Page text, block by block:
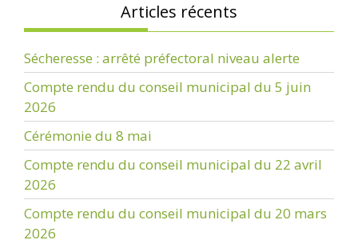
Articles récents
Sécheresse : arrêté préfectoral niveau alerte
Compte rendu du conseil municipal du 5 juin
2026
Cérémonie du 8 mai
Compte rendu du conseil municipal du 22 avril
2026
Compte rendu du conseil municipal du 20 mars
2026